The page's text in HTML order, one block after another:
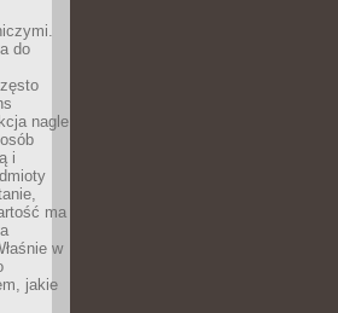
do
nagle
i
ma
w
jakie